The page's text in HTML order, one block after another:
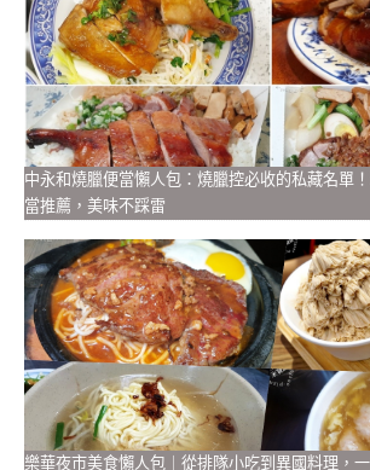
中永和燒臘便當懶人包：燒臘控必收的私藏名單
當推薦，美味不踩雷
樂華夜市美食懶人包｜從排隊小吃到異國料理，